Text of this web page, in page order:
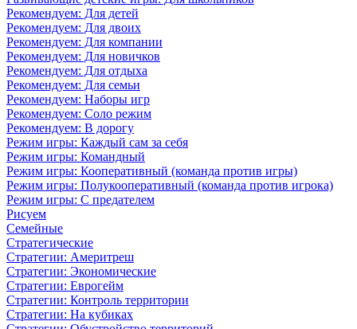
Рекомендуем: Для детей
Рекомендуем: Для двоих
Рекомендуем: Для компании
Рекомендуем: Для новичков
Рекомендуем: Для отдыха
Рекомендуем: Для семьи
Рекомендуем: Наборы игр
Рекомендуем: Соло режим
Рекомендуем: В дорогу
Режим игры: Каждый сам за себя
Режим игры: Командный
Режим игры: Кооперативный (команда против игры)
Режим игры: Полукооперативный (команда против игрока)
Режим игры: С предателем
Рисуем
Семейные
Стратегические
Стратегии: Америтреш
Стратегии: Экономические
Стратегии: Еврогейм
Стратегии: Контроль территории
Стратегии: На кубиках